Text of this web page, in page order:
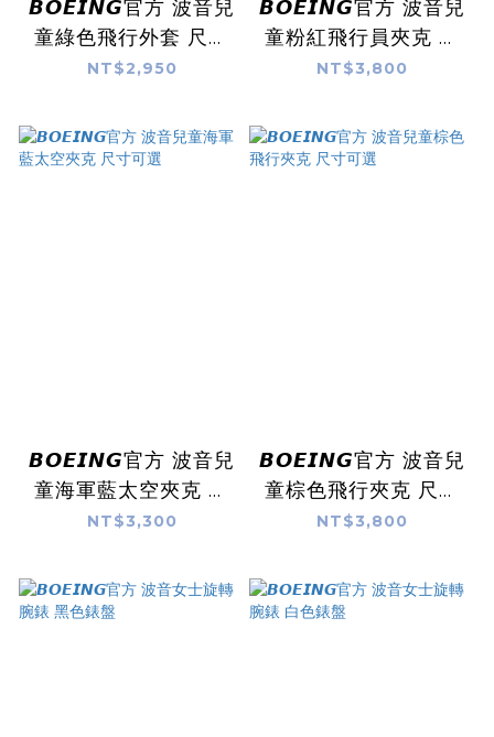
𝘽𝙊𝙀𝙄𝙉𝙂官方 波音兒
童綠色飛行外套 尺寸
可選
NT$2,950
𝘽𝙊𝙀𝙄𝙉𝙂官方 波音兒
童粉紅飛行員夾克 尺
寸可選
NT$3,800
𝘽𝙊𝙀𝙄𝙉𝙂官方 波音兒
童海軍藍太空夾克 尺
寸可選
NT$3,300
𝘽𝙊𝙀𝙄𝙉𝙂官方 波音兒
童棕色飛行夾克 尺寸
可選
NT$3,800